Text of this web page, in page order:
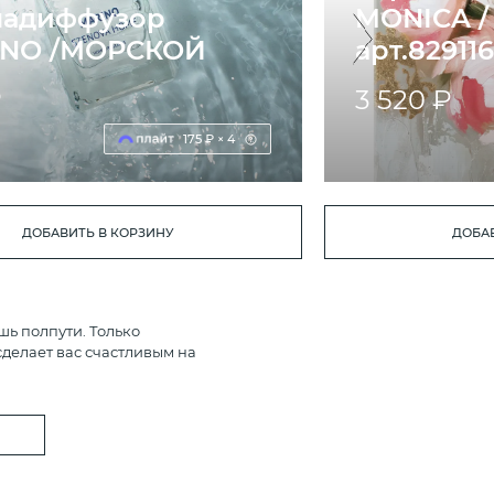
/МОРСКОЙ
175 ₽ × 4
ДОБАВИТЬ В КОРЗИНУ
3 520 ₽
полпути. Только
вас счастливым на